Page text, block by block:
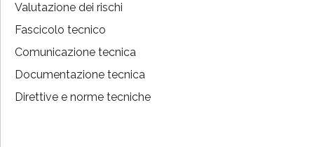
Valutazione dei rischi
Fascicolo tecnico
Comunicazione tecnica
Documentazione tecnica
Direttive e norme tecniche